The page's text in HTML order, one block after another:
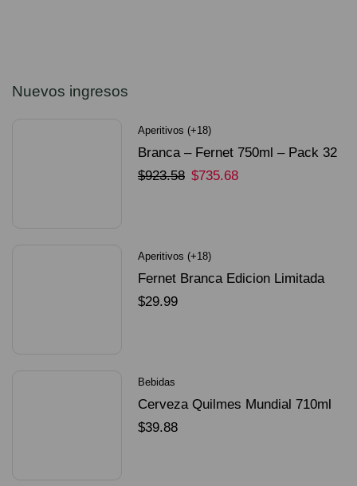
Nuevos ingresos
Aperitivos (+18)
Branca – Fernet 750ml – Pack 32
Unidades
$923.58 $735.68
Aperitivos (+18)
Fernet Branca Edicion Limitada
Dorado Mundial
$29.99
Bebidas
Cerveza Quilmes Mundial 710ml
packX4
$39.88